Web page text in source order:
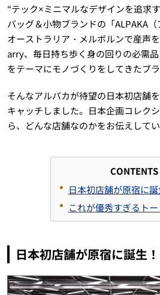
“テック×ミニマルなデザインを追求
バッグ＆小物ブランドの「ALPAKA
オーストラリア・メルボルンで産声
arry、毎日持ち歩く身の回りの必需
をテーマにモノづくりをしてきたブラ
そんなアルパカが待望の日本初店舗
キャッチしました。日本企画コレク
ら、どんな店舗なのかをお伝えして
CONTENTS
日本初店舗が原宿に誕
これが優秀すぎるト
日本初店舗が原宿に誕生！